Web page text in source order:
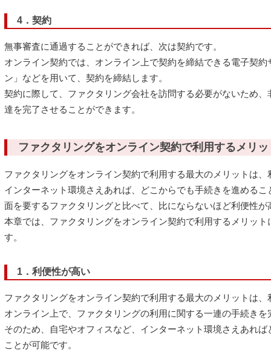
4．契約
無事審査に通過することができれば、次は契約です。
オンライン契約では、オンライン上で契約を締結できる電子契
ン」などを用いて、契約を締結します。
契約に際して、ファクタリング会社を訪問する必要がないため
達を完了させることができます。
ファクタリングをオンライン契約で利用するメリッ
ファクタリングをオンライン契約で利用する最大のメリットは
インターネット環境さえあれば、どこからでも手続きを進める
面を要するファクタリングと比べて、比にならないほど利便性が
本章では、ファクタリングをオンライン契約で利用するメリッ
す。
1．利便性が高い
ファクタリングをオンライン契約で利用する最大のメリットは
オンライン上で、ファクタリングの利用に関する一連の手続き
そのため、自宅やオフィスなど、インターネット環境さえあれ
ことが可能です。